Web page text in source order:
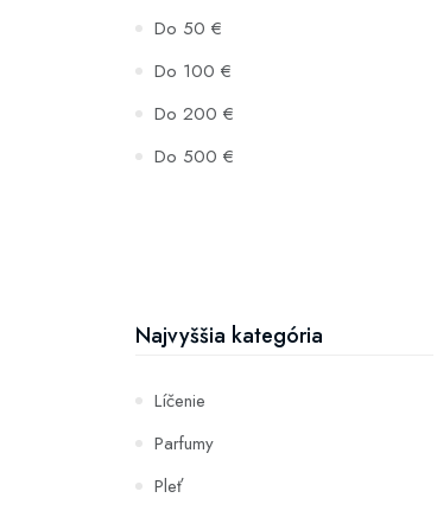
Do 50 €
Do 100 €
Do 200 €
Do 500 €
Najvyššia kategória
Líčenie
Parfumy
Pleť